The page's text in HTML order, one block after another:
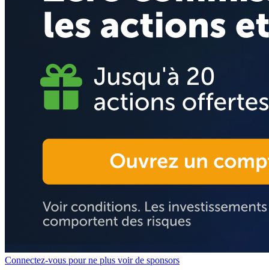
Connectez-vous pour ne plus voir de sponsors